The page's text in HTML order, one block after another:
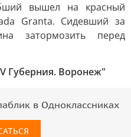
вышел на красный
Granta. Сидевший за
затормозить перед
Губерния. Воронеж"
в Одноклассниках